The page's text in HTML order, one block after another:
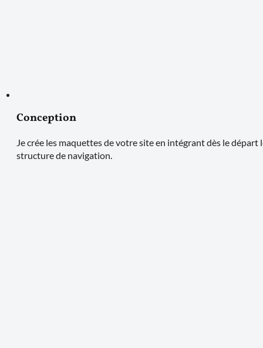
Conception
Je crée les maquettes de votre site en intégrant dès le
structure de navigation.